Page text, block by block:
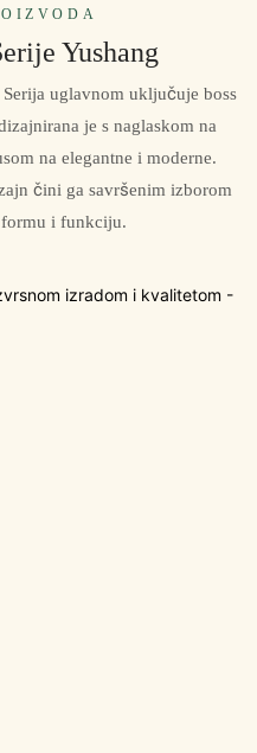
Yushang
Serija uglavnom uključuje boss
je s naglaskom na
na elegantne i moderne.
čini ga savršenim izborom
i funkciju.